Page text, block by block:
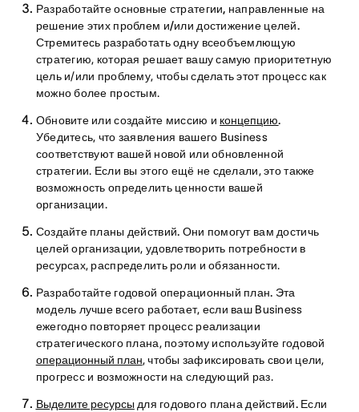
Разработайте основные стратегии, направленные на
решение этих проблем и/или достижение целей.
Стремитесь разработать одну всеобъемлющую
стратегию, которая решает вашу самую приоритетную
цель и/или проблему, чтобы сделать этот процесс как
можно более простым.
Обновите или создайте миссию и концепцию.
Убедитесь, что заявления вашего Business
соответствуют вашей новой или обновленной
стратегии. Если вы этого ещё не сделали, это также
возможность определить ценности вашей
организации.
Создайте планы действий. Они помогут вам достичь
целей организации, удовлетворить потребности в
ресурсах, распределить роли и обязанности.
Разработайте годовой операционный план. Эта
модель лучше всего работает, если ваш Business
ежегодно повторяет процесс реализации
стратегического плана, поэтому используйте годовой
операционный план, чтобы зафиксировать свои цели,
прогресс и возможности на следующий раз.
Выделите ресурсы для годового плана действий. Если